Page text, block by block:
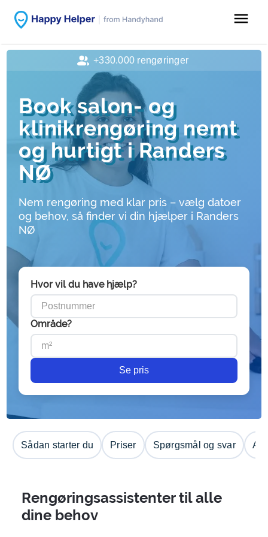
menu
Book salon- og
klinikrengøring nemt
og hurtigt i Randers
NØ
Nem rengøring med klar pris – vælg datoer
og behov, så finder vi din hjælper i Randers
NØ
Hvor vil du have hjælp?
Område?
Se pris
Sådan starter du Priser Spørgsmål og svar
Rengøringsassistenter til alle
dine behov
+330.000 rengøringer